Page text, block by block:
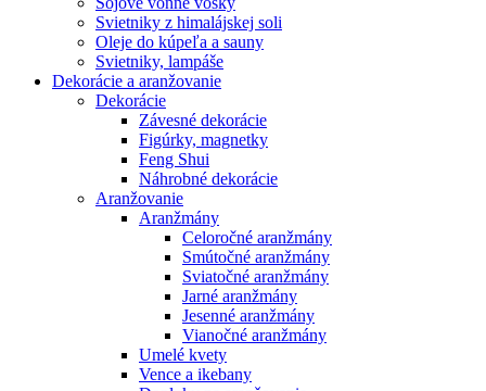
Svietniky z himalájskej soli
Oleje do kúpeľa a sauny
Svietniky, lampáše
Dekorácie a aranžovanie
Dekorácie
Závesné dekorácie
Figúrky, magnetky
Feng Shui
Náhrobné dekorácie
Aranžovanie
Aranžmány
Celoročné aranžmány
Smútočné aranžmány
Sviatočné aranžmány
Jarné aranžmány
Jesenné aranžmány
Vianočné aranžmány
Umelé kvety
Vence a ikebany